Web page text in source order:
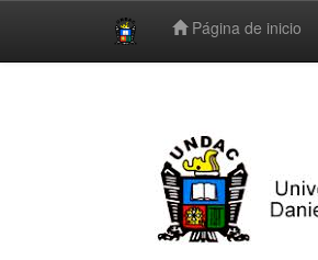
Página de inicio